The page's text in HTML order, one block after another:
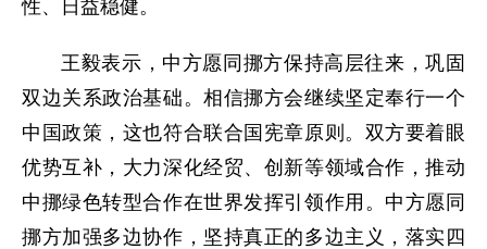
性、日益稳健。
王毅表示，中方愿同挪方保持高层往来，巩固
双边关系政治基础。相信挪方会继续坚定奉行一个
中国政策，这也符合联合国宪章原则。双方要着眼
优势互补，大力深化经贸、创新等领域合作，推动
中挪绿色转型合作在世界发挥引领作用。中方愿同
挪方加强多边协作，坚持真正的多边主义，落实四